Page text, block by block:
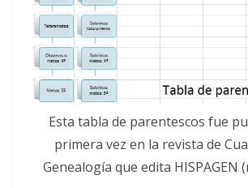
Esta tabla de parentescos fue
primera vez en la revista de
Genealogía que edita HISPAGEN